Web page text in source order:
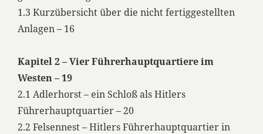
1.3 Kurzübersicht über die nicht fertiggestellten
Anlagen – 16
Kapitel 2 – Vier Führerhauptquartiere im
Westen – 19
2.1 Adlerhorst – ein Schloß als Hitlers
Führerhauptquartier – 20
2.2 Felsennest – Hitlers Führerhauptquartier in